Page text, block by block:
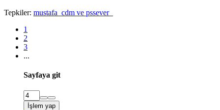
Tepkiler: mustafa_cdm ve pssever_
1
2
3
...
Sayfaya git
İşlem yap